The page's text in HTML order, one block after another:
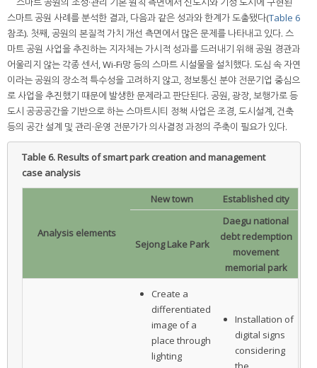
스마트 공원 사례를 분석한 결과, 다음과 같은 성과와 한계가 도출됐다(Table 6
참조). 첫째, 공원의 본질적 가치 개선 측면에서 많은 문제를 나타내고 있다. 스
마트 공원 사업을 추진하는 지자체는 가시적 성과를 드러내기 위해 공원 경관과
어울리지 않는 각종 센서, Wi-Fi망 등의 스마트 시설물을 설치했다. 도심 속 자연
이라는 공원의 장소적 특수성을 고려하지 않고, 정보통신 분야 전문기업 중심으
로 사업을 추진했기 때문에 발생한 문제라고 판단된다. 공원, 광장, 보행가로 등
도시 공공공간을 기반으로 하는 스마트시티 정책 사업은 조경, 도시설계, 건축
등의 공간 설계 및 관리·운영 전문가가 의사결정 과정의 주축이 필요가 있다.
Table 6.Results of smart park creation and management
case analysis
Analysis elements
New town Established city
Sejong Lake Park
Daegu national
debt redemption
movement
memorial park
Create a
differentiated
image of a
place through
lighting
Installation of
digital signs
considering